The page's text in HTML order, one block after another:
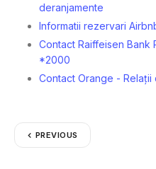
deranjamente
Informatii rezervari
Contact Raiffeisen Bank
*2000
Contact Orange -
PREVIOUS